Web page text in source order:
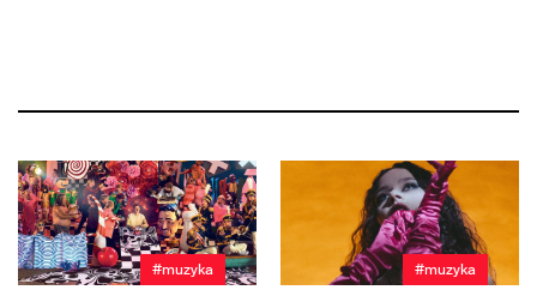
#muzyka #muzyka